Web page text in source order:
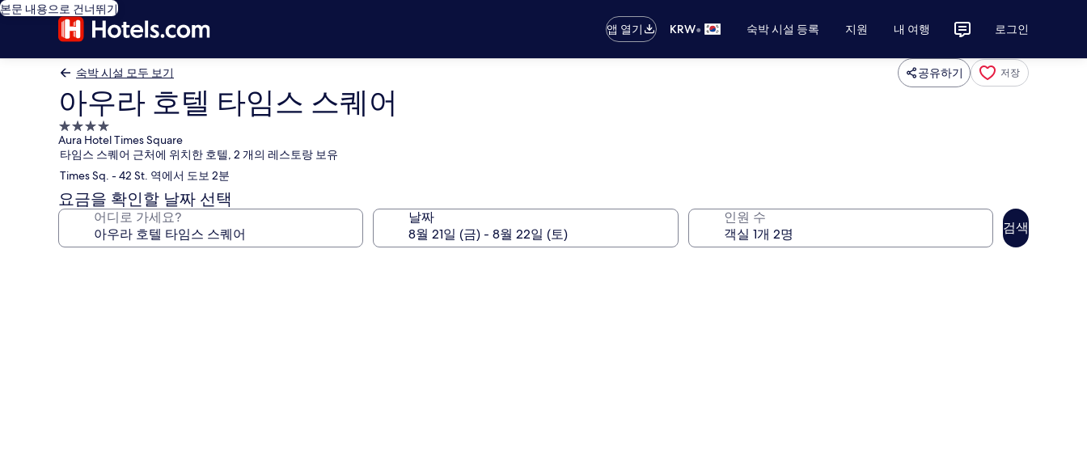
본문 내용으로 건너뛰기
앱 열기
KRW• 숙박 시설 등록 지원 내 여행 로그인
숙박 시설 모두 보기 공유하기 저장
아우라 호텔 타임스 스퀘어
4.0
성
급
숙
박
시
Aura Hotel Times Square
타임스 스퀘어 근처에 위치한 호텔, 2 개의 레스토랑 보유
Times Sq. - 42 St. 역에서 도보 2분
요금을 확인할 날짜 선택
어디로 가세요? 날짜 인원 수
검색